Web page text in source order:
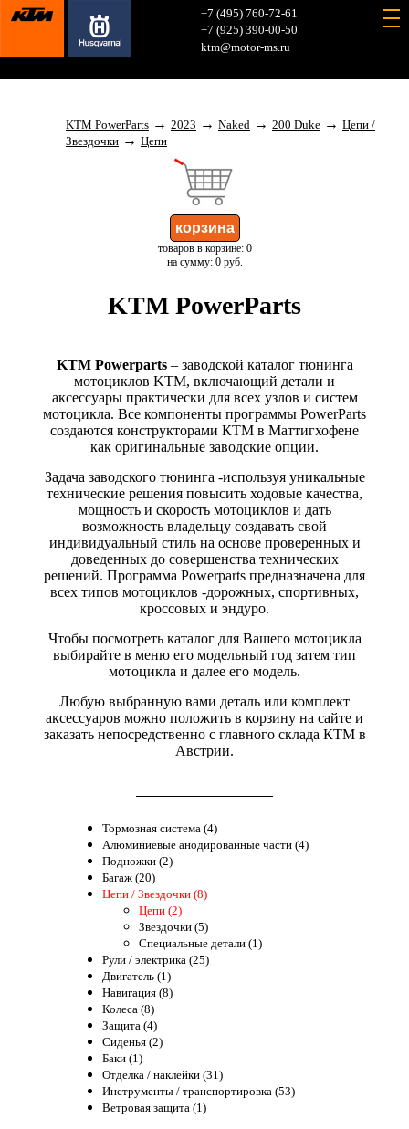
+7 (495) 760-72-61
+7 (925) 390-00-50
ktm@motor-ms.ru
KTM PowerParts → 2023 → Naked → 200 Duke → Цепи /
Звездочки → Цепи
товаров в корзине: 0
на сумму: 0 руб.
KTM PowerParts
KTM Powerparts– заводской каталог тюнинга
мотоциклов KTM, включающий детали и
аксессуары практически для всех узлов и систем
мотоцикла. Все компоненты программы PowerParts
создаются конструкторами КТМ в Маттигхофене
как оригинальные заводские опции.
Задача заводского тюнинга -используя уникальные
технические решения повысить ходовые качества,
мощность и скорость мотоциклов и дать
возможность владельцу создавать свой
индивидуальный стиль на основе проверенных и
доведенных до совершенства технических
решений. Программа Powerparts предназначена для
всех типов мотоциклов -дорожных, спортивных,
кроссовых и эндуро.
Чтобы посмотреть каталог для Вашего мотоцикла
выбирайте в меню его модельный год затем тип
мотоцикла и далее его модель.
Любую выбранную вами деталь или комплект
аксессуаров можно положить в корзину на сайте и
заказать непосредственно с главного склада КТМ в
Австрии.
Тормозная система (4)
Алюминиевые анодированные части (4)
Подножки (2)
Багаж (20)
Цепи / Звездочки (8)
Цепи (2)
Звездочки (5)
Специальные детали (1)
Рули / электрика (25)
Двигатель (1)
Навигация (8)
Колеса (8)
Защита (4)
Сиденья (2)
Баки (1)
Отделка / наклейки (31)
Инструменты / транспортировка (53)
Ветровая защита (1)